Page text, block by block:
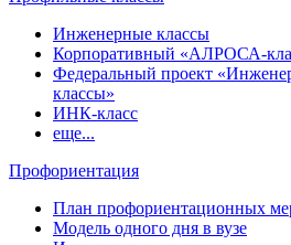
Инженерные классы
Корпоративный «АЛРОСА-
Федеральный проект
классы»
ИНК-класс
еще...
Профориентация
План профориентационных
Модель одного дня в вузе